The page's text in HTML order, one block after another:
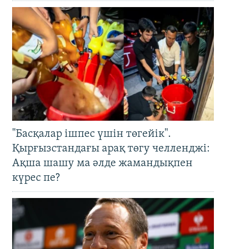
"Басқалар ішпес үшін төгейік".
Қырғызстандағы арақ төгу челленджі:
Ақша шашу ма әлде жамандықпен
күрес пе?